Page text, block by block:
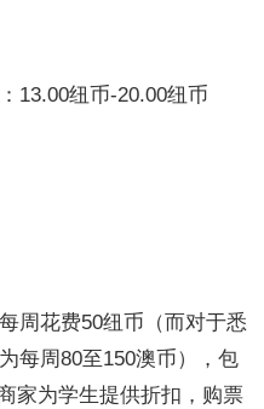
纽币-20.00纽币
花费50纽币（而对于悉
每周80至150澳币），包
家为学生提供折扣，购票